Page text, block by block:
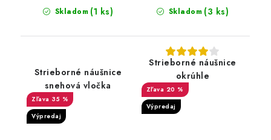
Skladom (1 ks) Skladom (3 ks)
Strieborné náušnice
snehová vločka
35 %
Výpredaj
Strieborné náušnice
okrúhle
20 %
Výpredaj